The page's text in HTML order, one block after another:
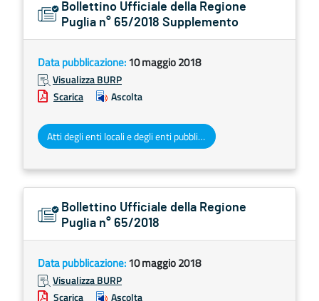
Bollettino Ufficiale della Regione
Puglia n° 65/2018 Supplemento
Data pubblicazione:10 maggio 2018
Visualizza BURP
Scarica
Ascolta
Atti degli enti locali e degli enti pubblici e privati
Bollettino Ufficiale della Regione
Puglia n° 65/2018
Data pubblicazione:10 maggio 2018
Visualizza BURP
Scarica
Ascolta